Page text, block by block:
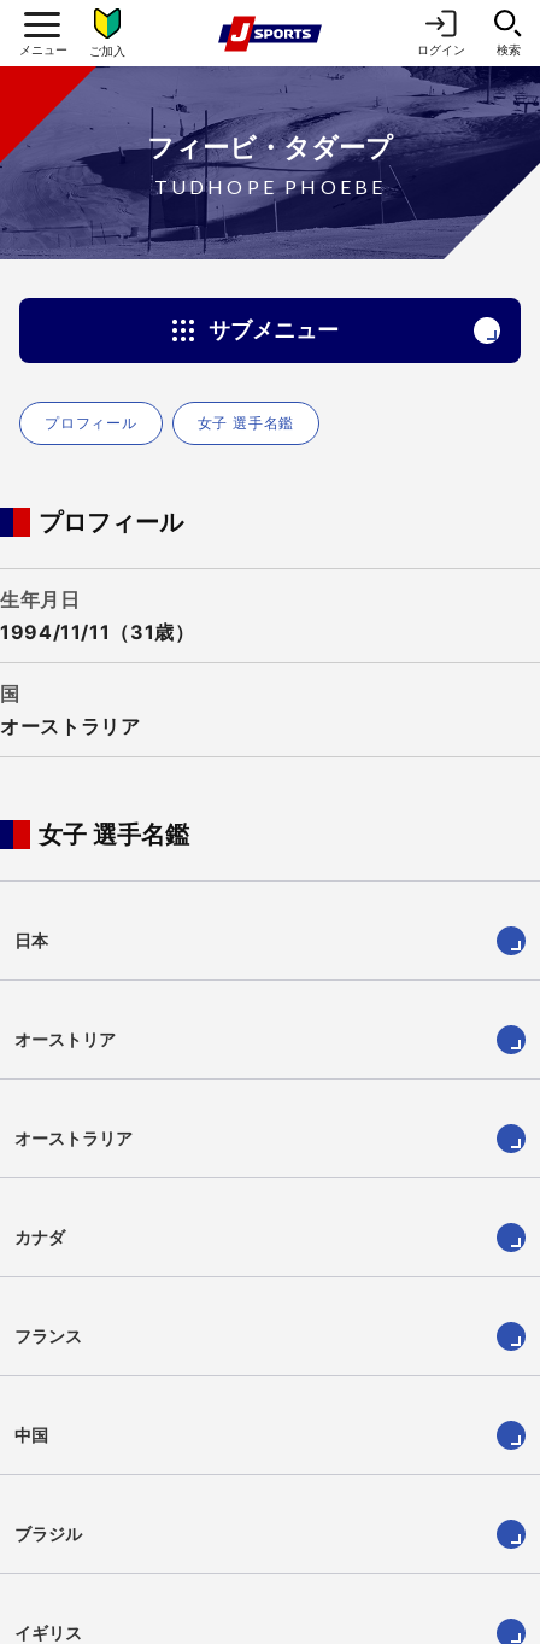
ご加入 ログイン 検索
フィービ・タダープ
TUDHOPE PHOEBE
サブメニュー
プロフィール 女子 選手名鑑
プロフィール
生年月日
1994/11/11（31歳）
国
オーストラリア
女子 選手名鑑
日本
オーストリア
オーストラリア
カナダ
フランス
中国
ブラジル
イギリス